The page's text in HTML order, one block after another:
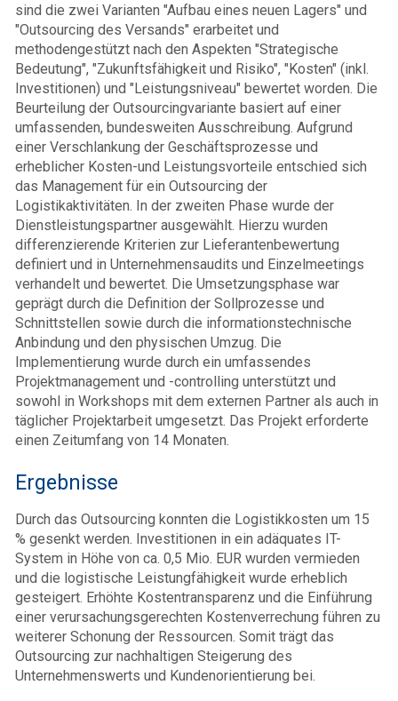
sind die zwei Varianten "Aufbau eines neuen Lagers" und
"Outsourcing des Versands" erarbeitet und
methodengestützt nach den Aspekten "Strategische
Bedeutung", "Zukunftsfähigkeit und Risiko", "Kosten" (inkl.
Investitionen) und "Leistungsniveau" bewertet worden. Die
Beurteilung der Outsourcingvariante basiert auf einer
umfassenden, bundesweiten Ausschreibung. Aufgrund
einer Verschlankung der Geschäftsprozesse und
erheblicher Kosten-und Leistungsvorteile entschied sich
das Management für ein Outsourcing der
Logistikaktivitäten. In der zweiten Phase wurde der
Dienstleistungspartner ausgewählt. Hierzu wurden
differenzierende Kriterien zur Lieferantenbewertung
definiert und in Unternehmensaudits und Einzelmeetings
verhandelt und bewertet. Die Umsetzungsphase war
geprägt durch die Definition der Sollprozesse und
Schnittstellen sowie durch die informationstechnische
Anbindung und den physischen Umzug. Die
Implementierung wurde durch ein umfassendes
Projektmanagement und -controlling unterstützt und
sowohl in Workshops mit dem externen Partner als auch in
täglicher Projektarbeit umgesetzt. Das Projekt erforderte
einen Zeitumfang von 14 Monaten.
Ergebnisse
Durch das Outsourcing konnten die Logistikkosten um 15
% gesenkt werden. Investitionen in ein adäquates IT-
System in Höhe von ca. 0,5 Mio. EUR wurden vermieden
und die logistische Leistungfähigkeit wurde erheblich
gesteigert. Erhöhte Kostentransparenz und die Einführung
einer verursachungsgerechten Kostenverrechung führen zu
weiterer Schonung der Ressourcen. Somit trägt das
Outsourcing zur nachhaltigen Steigerung des
Unternehmenswerts und Kundenorientierung bei.